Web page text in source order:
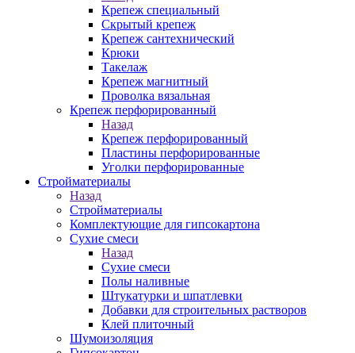
Крепеж специальный
Скрытый крепеж
Крепеж сантехнический
Крюки
Такелаж
Крепеж магнитный
Проволка вязальная
Крепеж перфорированный
Назад
Крепеж перфорированный
Пластины перфорированные
Уголки перфорированные
Стройматериалы
Назад
Стройматериалы
Комплектующие для гипсокартона
Сухие смеси
Назад
Сухие смеси
Полы наливные
Штукатурки и шпатлевки
Добавки для строительных растворов
Клей плиточный
Шумоизоляция